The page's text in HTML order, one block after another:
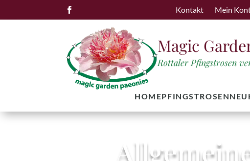
 Kontakt Mein
Magic
Rottaler Pfingstrosen
HOMEPFINGSTROSEN